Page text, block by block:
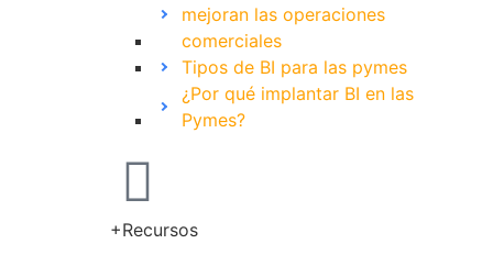
mejoran las operaciones
comerciales
Tipos de BI para las pymes
¿Por qué implantar BI en las
Pymes?
+Recursos